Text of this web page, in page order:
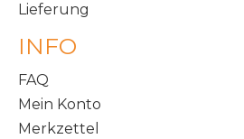
Lieferung
INFO
FAQ
Mein Konto
Merkzettel